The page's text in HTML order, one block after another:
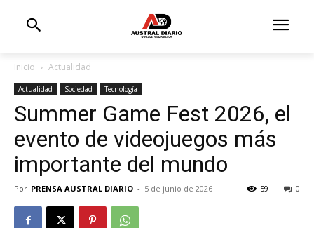
Inicio Actualidad
Actualidad Sociedad Tecnología
Summer Game Fest 2026, el
evento de videojuegos más
importante del mundo
Por PRENSA AUSTRAL DIARIO - 5 de junio de 2026 0
59